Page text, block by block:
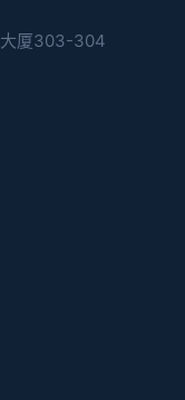
大厦303-304